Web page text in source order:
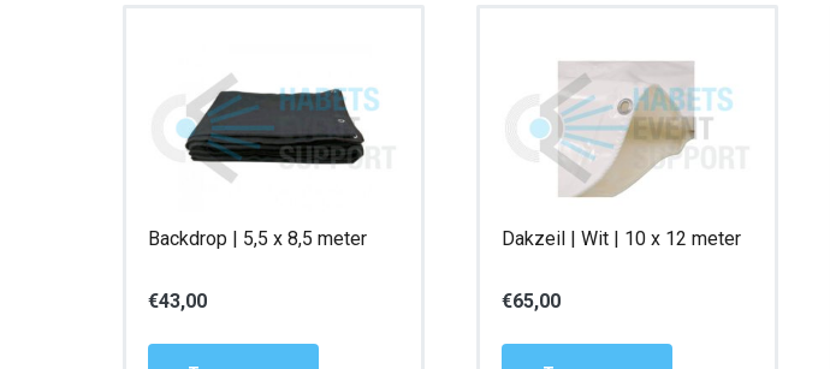
Backdrop | 5,5 x 8,5 meter
€43,00
Dakzeil | Wit | 10 x 12 meter
€65,00